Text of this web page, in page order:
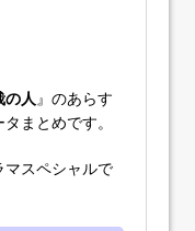
の人 』のあらす
まとめです。
マスペシャルで